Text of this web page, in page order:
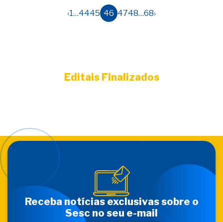
‹1…4445 46 4748…68›
Editais Finalizados
Receba notícias exclusivas sobre o
Sesc no seu e-mail